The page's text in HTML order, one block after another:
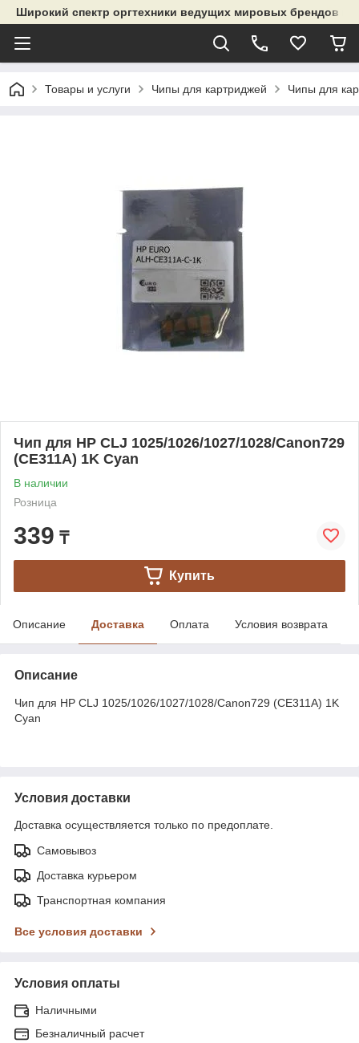
Широкий спектр оргтехники ведущих мировых брендов и
Товары и услуги Чипы для картриджей Чипы для
Чип для HP CLJ 1025/1026/1027/1028/Canon729
(CE311A) 1K Cyan
В наличии
Розница
339 ₸
Купить
Описание Доставка Оплата Условия возврата
Описание
Чип для HP CLJ 1025/1026/1027/1028/Canon729 (CE311A) 1K
Cyan
Условия доставки
Доставка осуществляется только по предоплате.
Самовывоз
Доставка курьером
Транспортная компания
Все условия доставки
Условия оплаты
Наличными
Безналичный расчет